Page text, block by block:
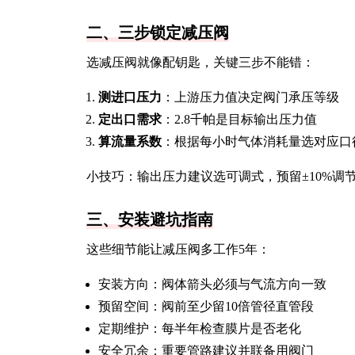
二、三步锁定减压阀
选减压阀就像配钥匙，关键三步不能错：
测进口压力 ：上游压力值决定阀门承压等级
定出口需求 ：2.8千帕是目标输出压力值
算流量系数 ：根据每小时气体消耗量选对应口
小技巧：输出压力建议选可调式，预留±10%调
三、安装避坑指南
这些细节能让减压阀多工作5年：
安装方向：阀体箭头必须与气流方向一致
预留空间：阀前至少留10倍管径直管段
定期维护：每半年检查膜片是否老化
安全冗余：重要管路建议并联备用阀门